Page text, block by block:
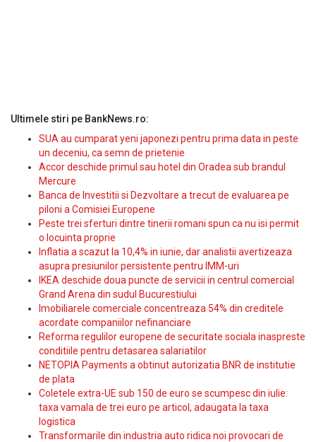
Ultimele stiri pe BankNews.ro:
SUA au cumparat yeni japonezi pentru prima data in peste
un deceniu, ca semn de prietenie
Accor deschide primul sau hotel din Oradea sub brandul
Mercure
Banca de Investitii si Dezvoltare a trecut de evaluarea pe
piloni a Comisiei Europene
Peste trei sferturi dintre tinerii romani spun ca nu isi permit
o locuinta proprie
Inflatia a scazut la 10,4% in iunie, dar analistii avertizeaza
asupra presiunilor persistente pentru IMM-uri
IKEA deschide doua puncte de servicii in centrul comercial
Grand Arena din sudul Bucurestiului
Imobiliarele comerciale concentreaza 54% din creditele
acordate companiilor nefinanciare
Reforma regulilor europene de securitate sociala inaspreste
conditiile pentru detasarea salariatilor
NETOPIA Payments a obtinut autorizatia BNR de institutie
de plata
Coletele extra-UE sub 150 de euro se scumpesc din iulie:
taxa vamala de trei euro pe articol, adaugata la taxa
logistica
Transformarile din industria auto ridica noi provocari de